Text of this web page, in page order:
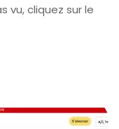
vu, cliquez sur le